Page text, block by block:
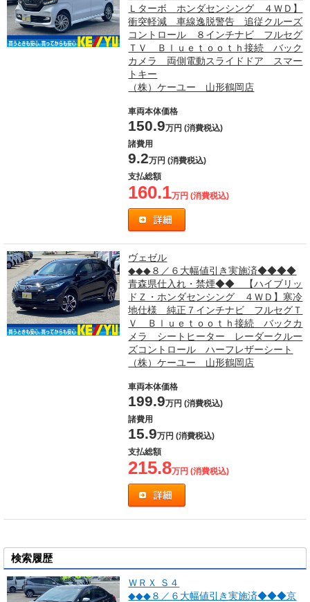
Ｌターボ ホンダセンシング ４ＷＤ】
衝突軽減 車線逸脱警告 追従クルーズ
コントロール ８インチナビ フルセグ
ＴＶ Ｂｌｕｅｔｏｏｔｈ接続 バック
カメラ 両側電動スライドドア スマー
トキー
（株）ケーユー 山形鶴岡店
車両本体価格
150.9万円 (消費税込)
諸費用
9.2万円 (消費税込)
支払総額
160.1万円 (消費税込)
ヴェゼル
◆◆◆８／６大幅値引き実施済◆◆◆◆
青森県仕入れ・禁煙◆◆ 【ハイブリッ
ドＺ・ホンダセンシング ４ＷＤ】寒冷
地仕様 純正７インチナビ フルセグＴ
Ｖ Ｂｌｕｅｔｏｏｔｈ接続 バックカ
メラ シートヒーター レーダークルー
ズコントロール ハーフレザーシート
（株）ケーユー 山形鶴岡店
車両本体価格
199.9万円 (消費税込)
諸費用
15.9万円 (消費税込)
支払総額
215.8万円 (消費税込)
検索履歴
ＷＲＸ Ｓ４
◆◆◆８／６大幅値引き実施済◆◆◆京